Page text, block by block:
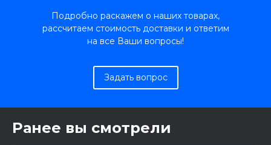
Подробно раскажем о наших товарах,
рассчитаем стоимость доставки и ответим
на все Ваши вопросы!
Задать вопрос
Ранее вы смотрели